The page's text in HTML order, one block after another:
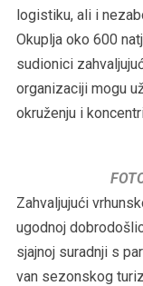
logistiku, ali i
Okuplja oko 600
sudionici
organizaciji mogu
okruženju i
Zahvaljujući
ugodnoj
sjajnoj suradnji s
van sezonskog